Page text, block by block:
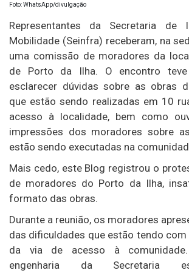
Foto: WhatsApp/divulgação
Representantes da Secretaria de
Mobilidade (Seinfra) receberam, na
uma comissão de moradores da
de Porto da Ilha. O encontro
esclarecer dúvidas sobre as obras
que estão sendo realizadas em 10
acesso à localidade, bem como
impressões dos moradores sobre
estão sendo executadas na
Mais cedo, este Blog registrou o
de moradores do Porto da Ilha,
formato das obras.
Durante a reunião, os moradores
das dificuldades que estão tendo
da via de acesso à
engenharia da Secretaria